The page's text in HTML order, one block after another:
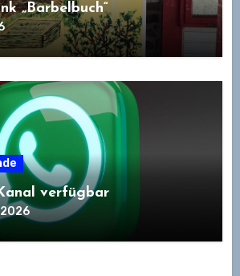
„Barbelbuch“
verfügbar